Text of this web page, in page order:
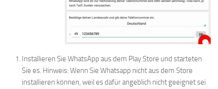
Installieren Sie WhatsApp aus dem Play Store und starteten
Sie es. Hinweis: Wenn Sie Whatsapp nicht aus dem Store
installieren können, weil es dafür angeblich nicht geeignet sei